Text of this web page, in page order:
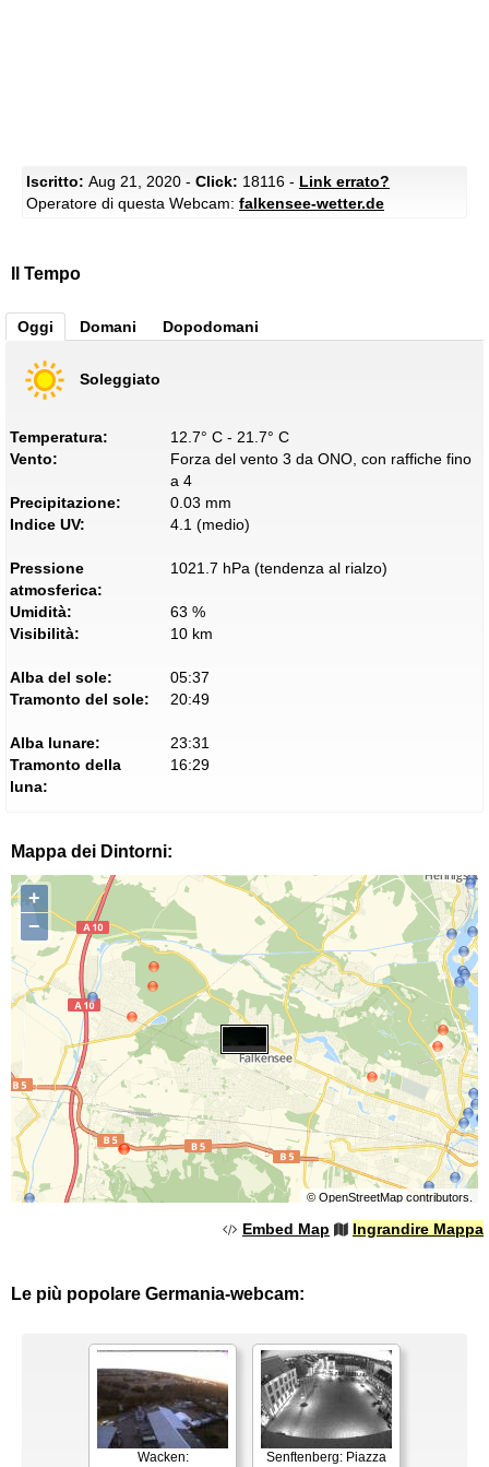
Iscritto: Aug 21, 2020 - Click: 18116 - Link errato?
Operatore di questa Webcam: falkensee-wetter.de
Il Tempo
Oggi Domani Dopodomani
Soleggiato
Temperatura:
12.7° C - 21.7° C
Vento:
Forza del vento 3 da ONO, con raffiche fino
a 4
Precipitazione:
0.03 mm
Indice UV:
4.1 (medio)
Pressione
atmosferica:
1021.7 hPa (tendenza al rialzo)
Umidità:
63 %
Visibilità:
10 km
Alba del sole:
05:37
Tramonto del sole:
20:49
Alba lunare:
23:31
Tramonto della
luna:
16:29
Mappa dei Dintorni:
+
−
© OpenStreetMapcontributors.
Embed Map Ingrandire Mappa
Le più popolare Germania-webcam:
Wacken:
Senftenberg: Piazza